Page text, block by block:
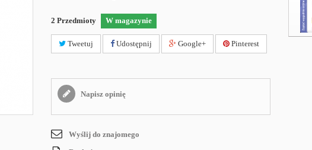
2 Przedmioty W magazynie
Tweetuj Udostępnij Google+ Pinterest
Napisz opinię
Wyślij do znajomego